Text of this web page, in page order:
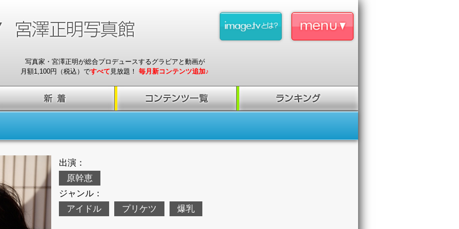
写真家・宮澤正明が総合プロデュースするグラビアと動画が
月額1,100円（税込）ですべて 見放題！ 毎月新コンテンツ追加♪
出演：
原幹恵
ジャンル：
アイドル
プリケツ 爆乳